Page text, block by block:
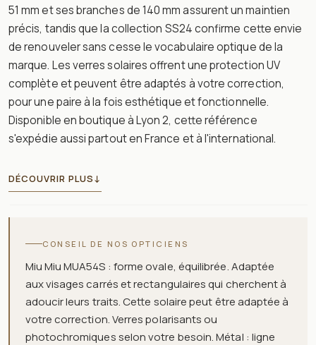
51 mm et ses branches de 140 mm assurent un maintien
précis, tandis que la collection SS24 confirme cette envie
de renouveler sans cesse le vocabulaire optique de la
marque. Les verres solaires offrent une protection UV
complète et peuvent être adaptés à votre correction,
pour une paire à la fois esthétique et fonctionnelle.
Disponible en boutique à Lyon 2, cette référence
s'expédie aussi partout en France et à l'international.
DÉCOUVRIR PLUS↓
CONSEIL DE NOS OPTICIENS
Miu Miu MUA54S : forme ovale, équilibrée. Adaptée
aux visages carrés et rectangulaires qui cherchent à
adoucir leurs traits. Cette solaire peut être adaptée à
votre correction. Verres polarisants ou
photochromiques selon votre besoin. Métal : ligne